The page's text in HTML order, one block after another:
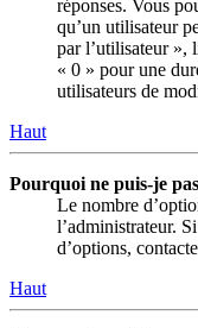
réponses. Vous
qu’un utilisateur
par l’utilisateur »,
« 0 » pour une
utilisateurs de
Haut
Pourquoi ne puis-je
Le nombre
l’administrateur.
d’options,
Haut